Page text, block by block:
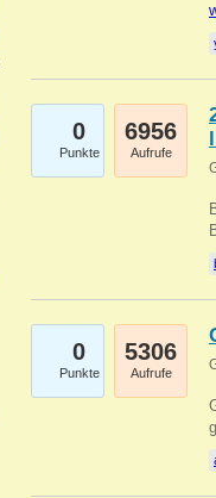
0
Punkte
6956
Aufrufe
0
Punkte
5306
Aufrufe